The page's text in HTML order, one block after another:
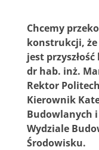
Chcemy
konstrukcji,
jest
dr hab. inż.
Rektor
Kierownik
Budowlanych
Wydziale
Środowisku.